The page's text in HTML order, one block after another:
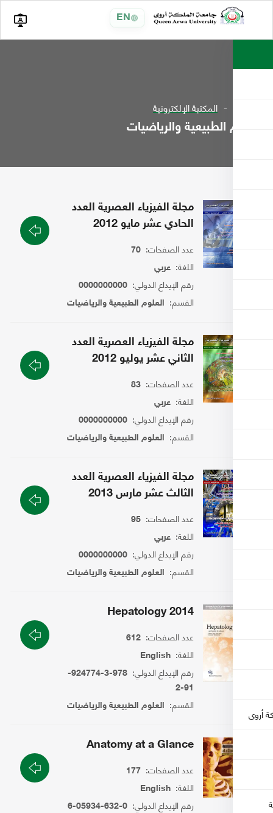
EN
المكتبة الإلكترونية
الطبيعية والرياضيات
مجلة الفيزياء العصرية العدد
الحادي عشر مايو 2012
عدد الصفحات: 70
اللغة:عربي
رقم الإيداع الدولي:0000000000
العلوم الطبيعية والرياضيات
مجلة الفيزياء العصرية العدد
الثاني عشر يوليو 2012
عدد الصفحات: 83
اللغة:عربي
رقم الإيداع الدولي:0000000000
العلوم الطبيعية والرياضيات
مجلة الفيزياء العصرية العدد
الثالث عشر مارس 2013
عدد الصفحات: 95
اللغة:عربي
رقم الإيداع الدولي:0000000000
العلوم الطبيعية والرياضيات
Hepatology 2014
عدد الصفحات: 612
اللغة:English
رقم الإيداع الدولي:
978-3-924774-
العلوم الطبيعية والرياضيات
Anatomy at a Glance
عدد الصفحات: 177
اللغة:English
رقم الإيداع الدولي:0-632-05934-6